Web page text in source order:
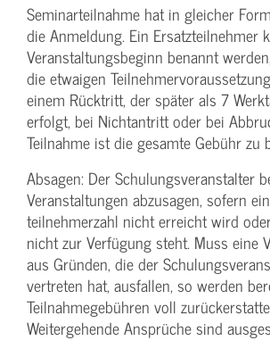
Seminarteilnahme hat in gleicher
die Anmeldung. Ein Ersatzteilnehmer
Veranstaltungs­beginn benannt
die etwaigen
einem Rücktritt, der später als 7
erfolgt, bei Nichtantritt oder bei
Teilnahme ist die gesamte Gebühr zu
Absagen: Der Schulungs­veranstalter
Veranstaltungen abzusagen, sofern
teilnehmerzahl nicht erreicht wird
nicht zur Verfügung steht. Muss eine
aus Gründen, die der
vertreten hat, ausfallen, so werden
Teilnahme­gebühren voll
Weitergehende Ansprüche sind